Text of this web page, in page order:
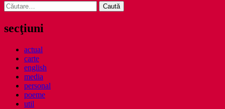
Caută
după:
secţiuni
actual
carte
english
media
personal
poeme
util